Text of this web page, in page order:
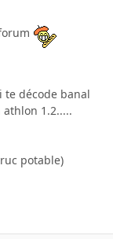
te décode banal
1.2.....
potable)